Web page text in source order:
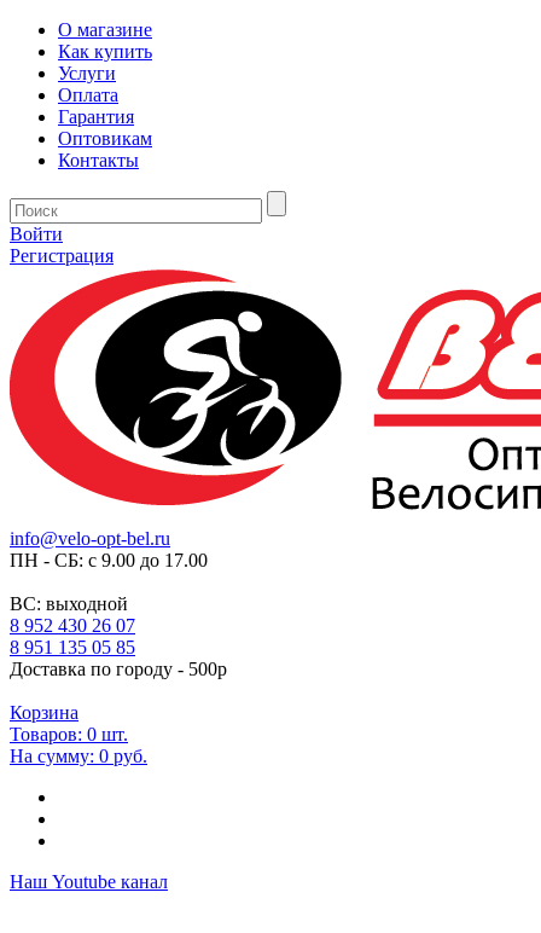
О магазине
Как купить
Услуги
Оплата
Гарантия
Оптовикам
Контакты
Войти
Регистрация
info@velo-opt-bel.ru
ПН - СБ: с 9.00 до 17.00
ВС: выходной
8 952 430 26 07
8 951 135 05 85
Доставка по городу - 500р
Корзина
Товаров: 0 шт.
На сумму: 0 руб.
Наш Youtube канал